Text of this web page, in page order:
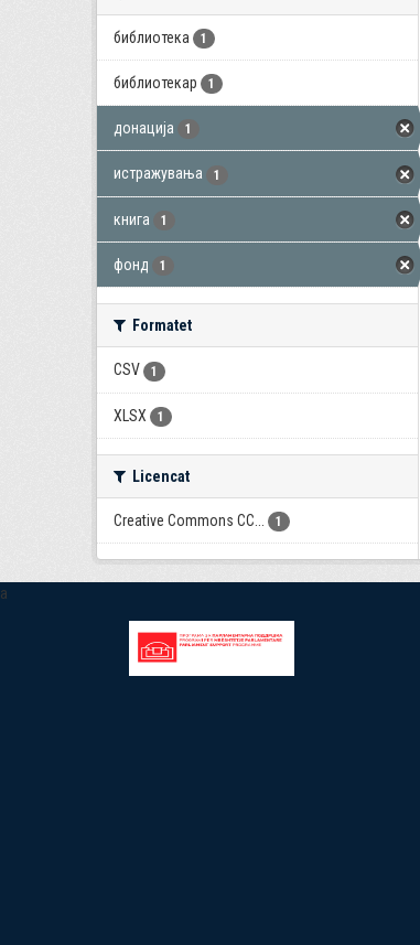
библиотека 1
библиотекар 1
донација 1
истражувања 1
книга 1
фонд 1
Formatet
CSV 1
XLSX 1
Licencat
Creative Commons CC... 1
a